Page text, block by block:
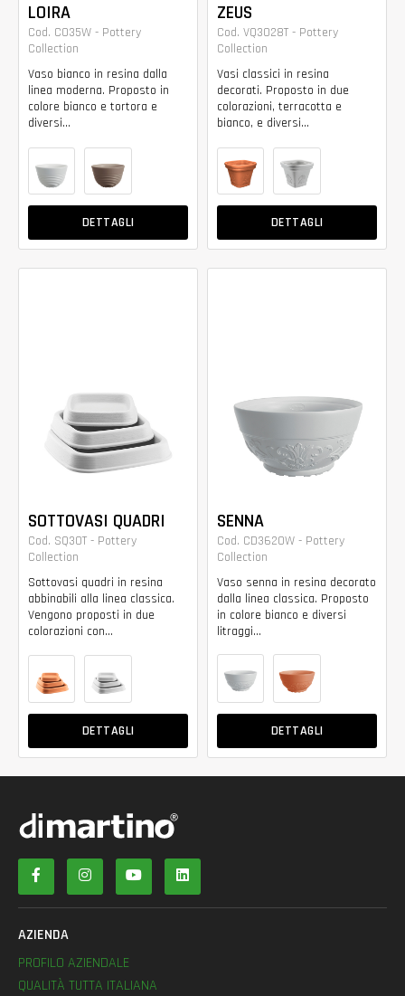
LOIRA
Cod. CO35W - Pottery
Collection
Vaso bianco in resina dalla
linea moderna. Proposto in
colore bianco e tortora e
diversi...
DETTAGLI
ZEUS
Cod. VQ3028T - Pottery
Collection
Vasi classici in resina
decorati. Proposto in due
colorazioni, terracotta e
bianco, e diversi...
DETTAGLI
SOTTOVASI QUADRI
Cod. SQ30T - Pottery
Collection
Sottovasi quadri in resina
abbinabili alla linea classica.
Vengono proposti in due
colorazioni con...
DETTAGLI
SENNA
Cod. CD3620W - Pottery
Collection
Vaso senna in resina decorato
dalla linea classica. Proposto
in colore bianco e diversi
litraggi...
DETTAGLI
AZIENDA
PROFILO AZIENDALE
QUALITÀ TUTTA ITALIANA